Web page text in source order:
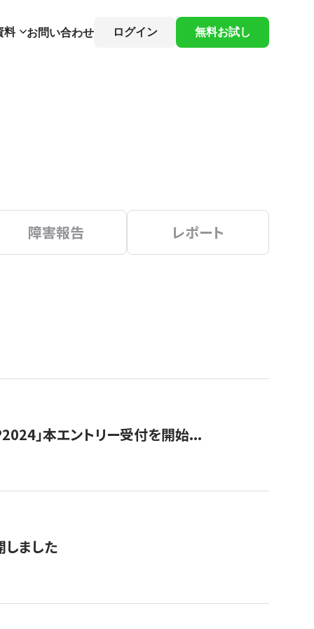
料 お問い合わせ ログイン 無料お試し
障害報告 レポート
」本エントリー受付を開始...
しました